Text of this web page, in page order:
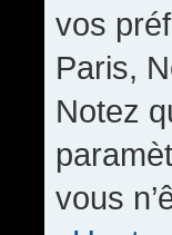
vos
Paris,
Notez
vous